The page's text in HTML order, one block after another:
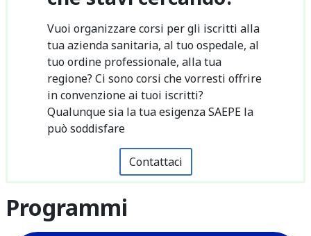
Vuoi organizzare corsi per gli iscritti alla
tua azienda sanitaria, al tuo ospedale, al
tuo ordine professionale, alla tua
regione? Ci sono corsi che vorresti offrire
in convenzione ai tuoi iscritti?
Qualunque sia la tua esigenza SAEPE la
può soddisfare
Contattaci
Programmi